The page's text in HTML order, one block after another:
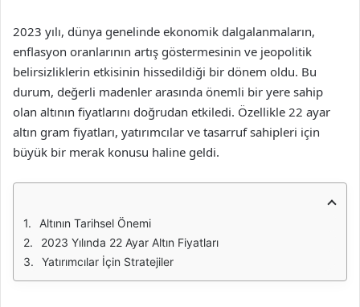
2023 yılı, dünya genelinde ekonomik dalgalanmaların,
enflasyon oranlarının artış göstermesinin ve jeopolitik
belirsizliklerin etkisinin hissedildiği bir dönem oldu. Bu
durum, değerli madenler arasında önemli bir yere sahip
olan altının fiyatlarını doğrudan etkiledi. Özellikle 22 ayar
altın gram fiyatları, yatırımcılar ve tasarruf sahipleri için
büyük bir merak konusu haline geldi.
Altının Tarihsel Önemi
2023 Yılında 22 Ayar Altın Fiyatları
Yatırımcılar İçin Stratejiler